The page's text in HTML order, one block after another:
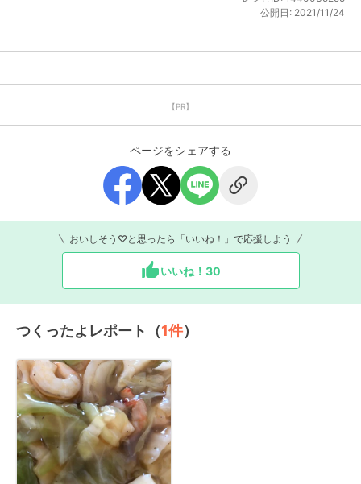
公開日: 2021/11/24
【PR】
ページをシェアする
おいしそう♡と思ったら「いいね！」で応援しよう
いいね！ 30
つくったよレポート（1件）